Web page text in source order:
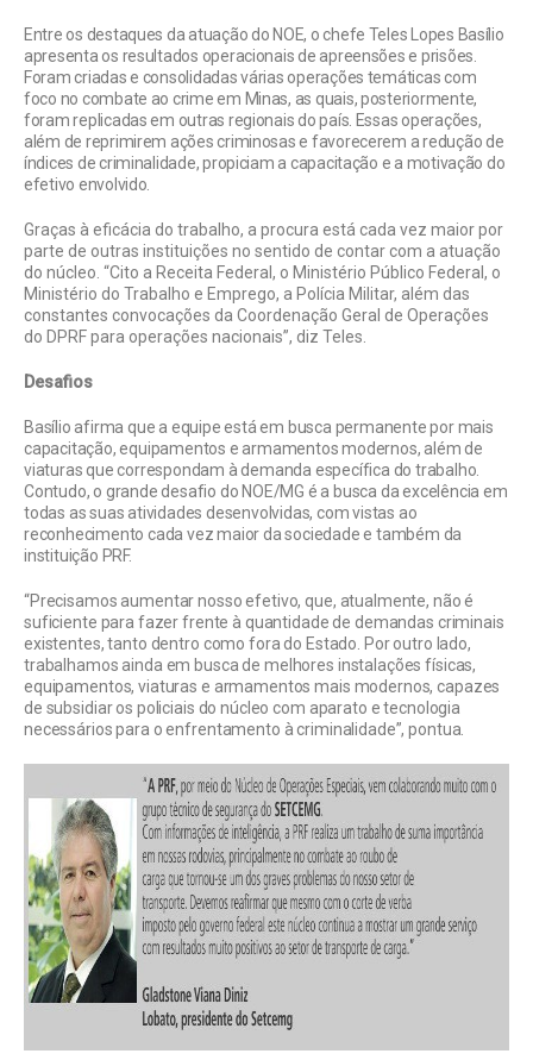
Entre os destaques da atuação do NOE, o chefe Teles Lopes Basílio
apresenta os resultados operacionais de apreensões e prisões.
Foram criadas e consolidadas várias operações temáticas com
foco no combate ao crime em Minas, as quais, posteriormente,
foram replicadas em outras regionais do país. Essas operações,
além de reprimirem ações criminosas e favorecerem a redução de
índices de criminalidade, propiciam a capacitação e a motivação do
efetivo envolvido.
Graças à eficácia do trabalho, a procura está cada vez maior por
parte de outras instituições no sentido de contar com a atuação
do núcleo. “Cito a Receita Federal, o Ministério Público Federal, o
Ministério do Trabalho e Emprego, a Polícia Militar, além das
constantes convocações da Coordenação Geral de Operações
do DPRF para operações nacionais”, diz Teles.
Desafios
Basílio afirma que a equipe está em busca permanente por mais
capacitação, equipamentos e armamentos modernos, além de
viaturas que correspondam à demanda específica do trabalho.
Contudo, o grande desafio do NOE/MG é a busca da excelência em
todas as suas atividades desenvolvidas, com vistas ao
reconhecimento cada vez maior da sociedade e também da
instituição PRF.
“Precisamos aumentar nosso efetivo, que, atualmente, não é
suficiente para fazer frente à quantidade de demandas criminais
existentes, tanto dentro como fora do Estado. Por outro lado,
trabalhamos ainda em busca de melhores instalações físicas,
equipamentos, viaturas e armamentos mais modernos, capazes
de subsidiar os policiais do núcleo com aparato e tecnologia
necessários para o enfrentamento à criminalidade”, pontua.